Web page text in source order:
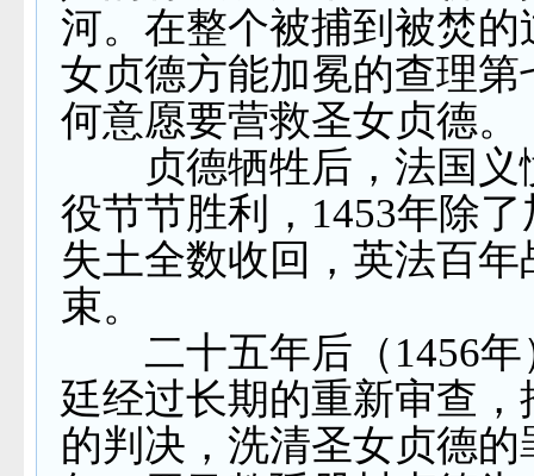
河。在整个被捕到被焚的
女贞德方能加冕的查理第
何意愿要营救圣女贞德。
贞德牺牲后，法国义
役节节胜利， 1453年除了
失土全数收回，英法百年
束。
二十五年后（ 1456年
廷经过长期的重新审查，
的判决，洗清圣女贞德的